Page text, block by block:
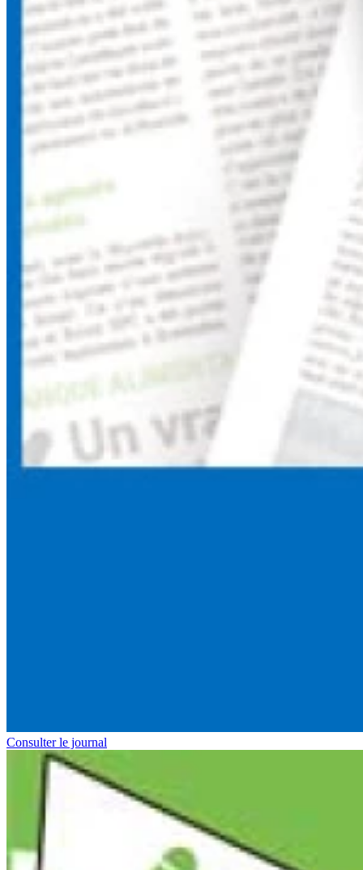
Consulter le journal